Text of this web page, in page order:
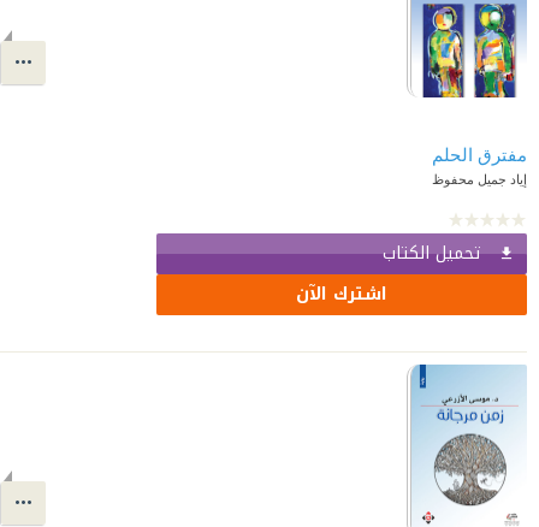
مفترق الحلم
إياد جميل محفوظ
تحميل الكتاب
اشترك الآن